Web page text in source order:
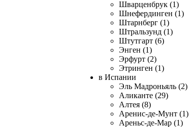
Шварценбрук (1)
Шнефердинген (1)
Штарнберг (1)
Штральзунд (1)
Штутгарт (6)
Энген (1)
Эрфурт (2)
Этринген (1)
в Испании
Эль Мадроньяль (2)
Аликанте (29)
Алтея (8)
Аренис-де-Мунт (1)
Ареньс-де-Мар (1)